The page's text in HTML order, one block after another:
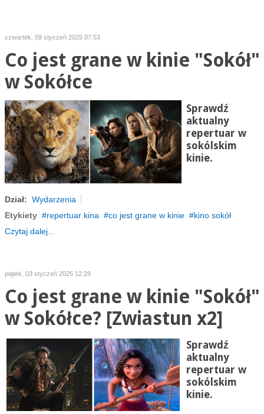
czwartek, 09 styczeń 2025 07:53
Co jest grane w kinie "Sokół"
w Sokółce
Sprawdź
aktualny
repertuar w
sokólskim
kinie.
Dział: Wydarzenia
Etykiety
repertuar kina co jest grane w kinie
kino sokół
Czytaj dalej...
piątek, 03 styczeń 2025 12:29
Co jest grane w kinie "Sokół"
w Sokółce? [Zwiastun x2]
Sprawdź
aktualny
repertuar w
sokólskim
kinie.